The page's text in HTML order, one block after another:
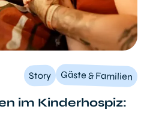
Story Gäste & Familien
im Kinderhospiz: